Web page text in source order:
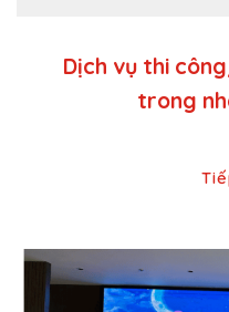
Dịch vụ thi
trong